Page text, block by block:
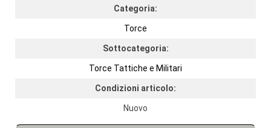
Categoria:
Torce
Sottocategoria:
Torce Tattiche e Militari
Condizioni articolo:
Nuovo